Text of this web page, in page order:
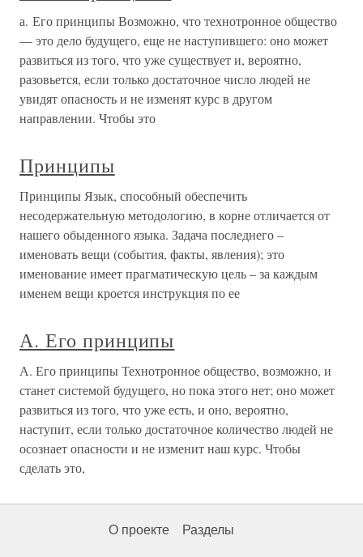
а. Его принципы Возможно, что технотронное общество
— это дело будущего, еще не наступившего: оно может
развиться из того, что уже существует и, вероятно,
разовьется, если только достаточное число людей не
увидят опасность и не изменят курс в другом
направлении. Чтобы это
Принципы
Принципы Язык, способный обеспечить
несодержательную методологию, в корне отличается от
нашего обыденного языка. Задача последнего –
именовать вещи (события, факты, явления); это
именование имеет прагматическую цель – за каждым
именем вещи кроется инструкция по ее
А. Его принципы
А. Его принципы Технотронное общество, возможно, и
станет системой будущего, но пока этого нет; оно может
развиться из того, что уже есть, и оно, вероятно,
наступит, если только достаточное количество людей не
осознает опасности и не изменит наш курс. Чтобы
сделать это,
О проекте Разделы